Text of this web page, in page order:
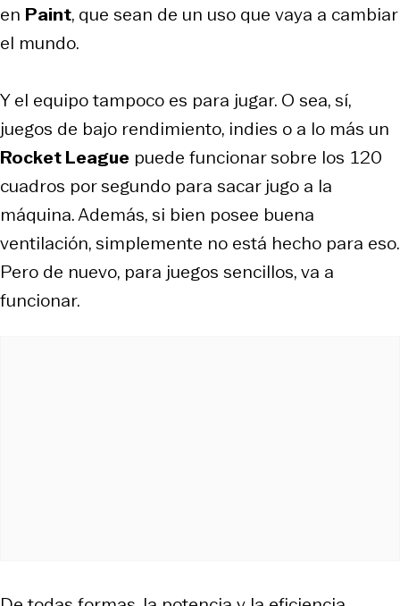
en Paint, que sean de un uso que vaya a cambiar
el mundo.
Y el equipo tampoco es para jugar. O sea, sí,
juegos de bajo rendimiento, indies o a lo más un
Rocket League puede funcionar sobre los 120
cuadros por segundo para sacar jugo a la
máquina. Además, si bien posee buena
ventilación, simplemente no está hecho para eso.
Pero de nuevo, para juegos sencillos, va a
funcionar.